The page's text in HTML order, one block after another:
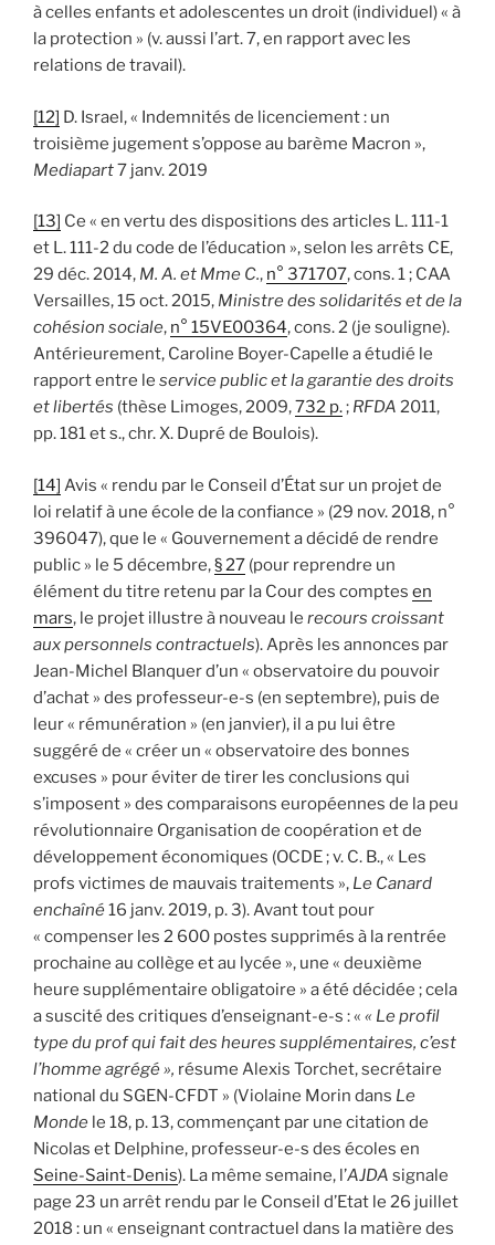
à celles enfants et adolescentes un droit (individuel) « à
la protection » (v. aussi l’art. 7, en rapport avec les
relations de travail).
[12] D. Israel, « Indemnités de licenciement : un
troisième jugement s’oppose au barème Macron »,
Mediapart7 janv. 2019
[13] Ce « en vertu des dispositions des articles L. 111-1
et L. 111-2 du code de l’éducation », selon les arrêts CE,
29 déc. 2014, M. A. et Mme C., n° 371707, cons. 1 ; CAA
Versailles, 15 oct. 2015, Ministre des solidarités et de la
cohésion sociale, n° 15VE00364, cons. 2 (je souligne).
Antérieurement, Caroline Boyer-Capelle a étudié le
rapport entre le service public et la garantie des droits
et libertés (thèse Limoges, 2009,732 p.; RFDA 2011,
pp. 181 et s., chr. X. Dupré de Boulois).
[14] Avis « rendu par le Conseil d’État sur un projet de
loi relatif à une école de la confiance » (29 nov. 2018, n°
396047), que le « Gouvernement a décidé de rendre
public » le 5 décembre,§ 27 (pour reprendre un
élément du titre retenu par la Cour des comptes en
mars, le projet illustre à nouveau le recours croissant
aux personnels contractuels). Après les annonces par
Jean-Michel Blanquer d’un « observatoire du pouvoir
d’achat » des professeur-e-s (en septembre), puis de
leur « rémunération » (en janvier), il a pu lui être
suggéré de « créer un « observatoire des bonnes
excuses » pour éviter de tirer les conclusions qui
s’imposent » des comparaisons européennes de la peu
révolutionnaire Organisation de coopération et de
développement économiques (OCDE ; v. C. B., « Les
profs victimes de mauvais traitements », Le Canard
enchaîné16 janv. 2019, p. 3). Avant tout pour
« compenser les 2 600 postes supprimés à la rentrée
prochaine au collège et au lycée », une « deuxième
heure supplémentaire obligatoire » a été décidée ; cela
a suscité des critiques d’enseignant-e-s : « « Le profil
type du prof qui fait des heures supplémentaires, c’est
l’homme agrégé », résume Alexis Torchet, secrétaire
national du SGEN-CFDT » (Violaine Morin dans Le
Monde le 18, p. 13, commençant par une citation de
Nicolas et Delphine, professeur-e-s des écoles en
Seine-Saint-Denis). La même semaine, l’AJDA signale
page 23 un arrêt rendu par le Conseil d’Etat le 26 juillet
2018 : un « enseignant contractuel dans la matière des